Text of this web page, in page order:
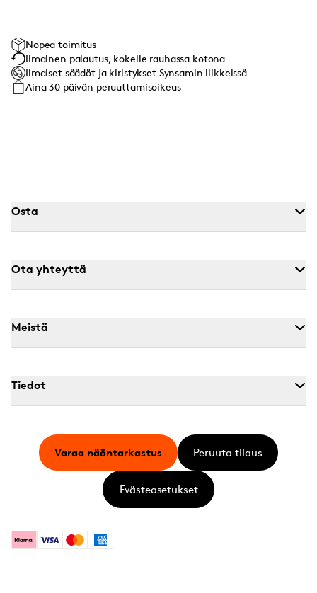
Nopea toimitus
Ilmainen palautus, kokeile rauhassa kotona
Ilmaiset säädöt ja kiristykset Synsamin liikkeissä
Aina 30 päivän peruuttamisoikeus
Osta
Ota yhteyttä
Meistä
Tiedot
KlarnaVisa MastercardAmerican Express
Varaa näöntarkastus Peruuta tilaus
Evästeasetukset